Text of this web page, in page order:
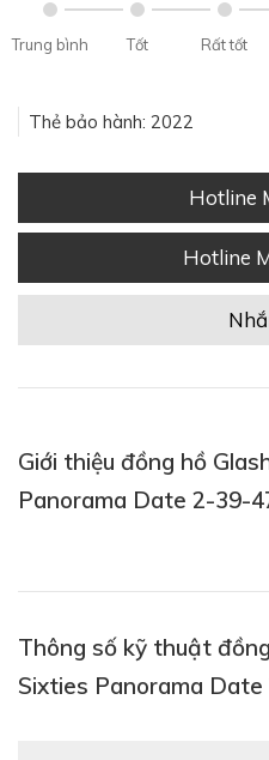
Trung bình Tốt Rất tốt
Thẻ bảo hành: 2022
Hotline
Hotline
Giới thiệu đồng hồ
Panorama Date 2-39-
Thông số kỹ thuật
Sixties Panorama